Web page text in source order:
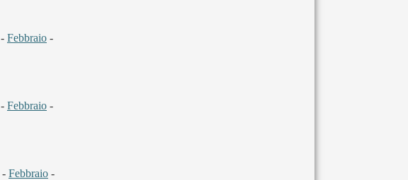
- Febbraio -
- Febbraio -
- Febbraio -